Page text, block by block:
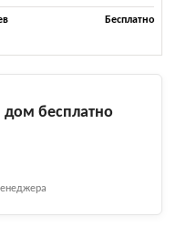
Бесплатно
бесплатно